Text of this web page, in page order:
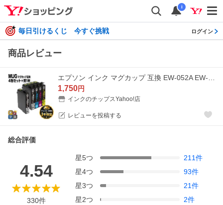
i
毎日引けるくじ 今すぐ挑戦 ログイン
商品レビュー
1,750円
インクのチップスYahoo!店
レビューを投稿する
総合評価
4.54
330件
星5つ 211件
星4つ 93件
星3つ 21件
星2つ 2件